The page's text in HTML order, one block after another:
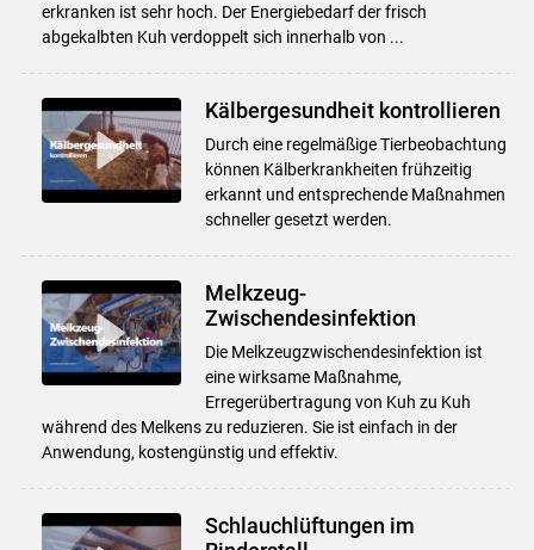
erkranken ist sehr hoch. Der Energiebedarf der frisch
abgekalbten Kuh verdoppelt sich innerhalb von ...
Kälbergesundheit kontrollieren
Durch eine regelmäßige Tierbeobachtung
können Kälberkrankheiten frühzeitig
erkannt und entsprechende Maßnahmen
schneller gesetzt werden.
Melkzeug-
Zwischendesinfektion
Die Melkzeugzwischendesinfektion ist
eine wirksame Maßnahme,
Erregerübertragung von Kuh zu Kuh
während des Melkens zu reduzieren. Sie ist einfach in der
Anwendung, kostengünstig und effektiv.
Schlauchlüftungen im